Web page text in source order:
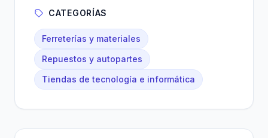
CATEGORÍAS
Ferreterías y materiales
Repuestos y autopartes
Tiendas de tecnología e informática